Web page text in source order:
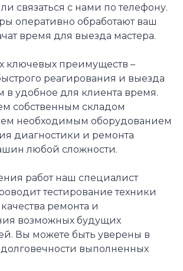
связаться с нами по телефону.
оперативно обработают ваш
время для выезда мастера.
ключевых преимуществ –
реагирования и выезда
в удобное для клиента время.
собственным складом
необходимым оборудованием
диагностики и ремонта
любой сложности.
работ наш специалист
тестирование техники
ремонта и
возможных будущих
Вы можете быть уверены в
выполненных